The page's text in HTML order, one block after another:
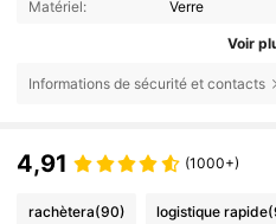
Matériel: Verre
Voir
Informations de sécurité et contacts
4,91 (1000+)
rachètera(90) logistique rapide